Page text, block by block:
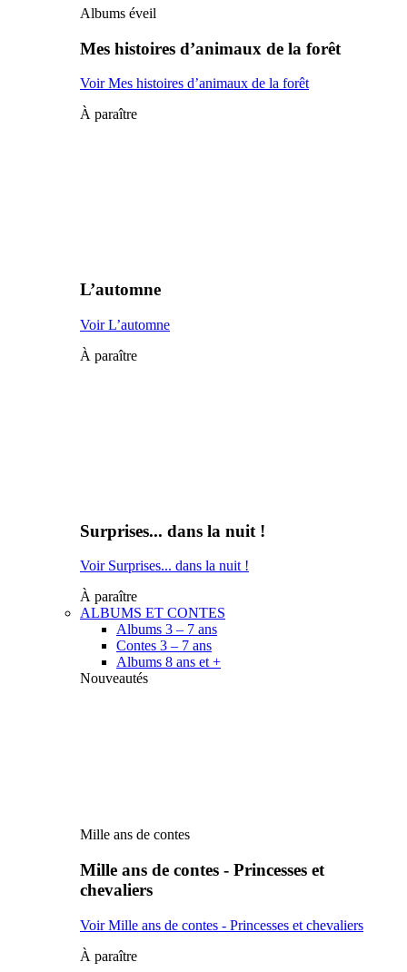
Albums éveil
Mes histoires d’animaux de la forêt
Voir Mes histoires d’animaux de la forêt
À paraître
L’automne
Voir L’automne
À paraître
Surprises... dans la nuit !
Voir Surprises... dans la nuit !
À paraître
ALBUMS ET CONTES
Albums 3 – 7 ans
Contes 3 – 7 ans
Albums 8 ans et +
Nouveautés
Mille ans de contes
Mille ans de contes - Princesses et
chevaliers
Voir Mille ans de contes - Princesses et chevaliers
À paraître